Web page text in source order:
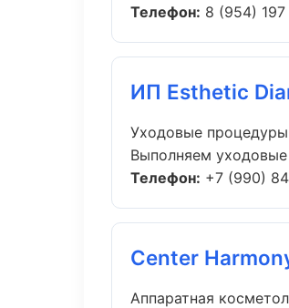
Телефон: 8 (954) 197
ИП Esthetic
Уходовые
Выполняем
Телефон: +7 (990)
Center
Аппаратная